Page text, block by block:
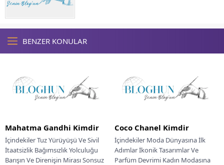
BENZER KONULAR
Mahatma Gandhi Kimdir
İçindekiler Tuz Yürüyüşü Ve Sivil
İtaatsizlik Bağımsızlık Yolculuğu
Barışın Ve Direnişin Mirası Sonsuz
Coco Chanel Kimdir
İçindekiler Moda Dünyasına İlk
Adımlar İkonik Tasarımlar Ve
Parfüm Devrimi Kadın Modasına